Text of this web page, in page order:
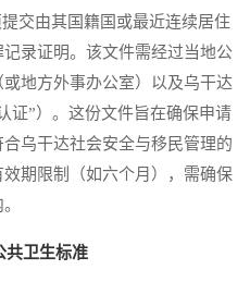
由其国籍国或最近连续居住
录证明。该文件需经过当地公
地方外事办公室）以及乌干达
证”）。这份文件旨在确保申请
乌干达社会安全与移民管理的
期限制（如六个月），需确保
共卫生标准